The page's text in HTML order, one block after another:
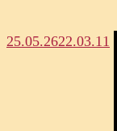
25.05.2622.03.11